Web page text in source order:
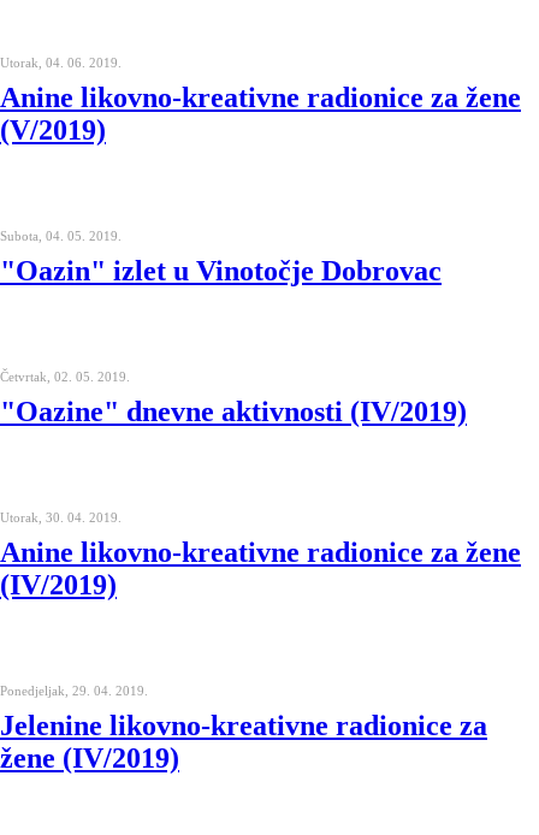
Utorak, 04. 06. 2019.
Anine likovno-kreativne radionice za žene
(V/2019)
Subota, 04. 05. 2019.
"Oazin" izlet u Vinotočje Dobrovac
Četvrtak, 02. 05. 2019.
"Oazine" dnevne aktivnosti (IV/2019)
Utorak, 30. 04. 2019.
Anine likovno-kreativne radionice za žene
(IV/2019)
Ponedjeljak, 29. 04. 2019.
Jelenine likovno-kreativne radionice za
žene (IV/2019)